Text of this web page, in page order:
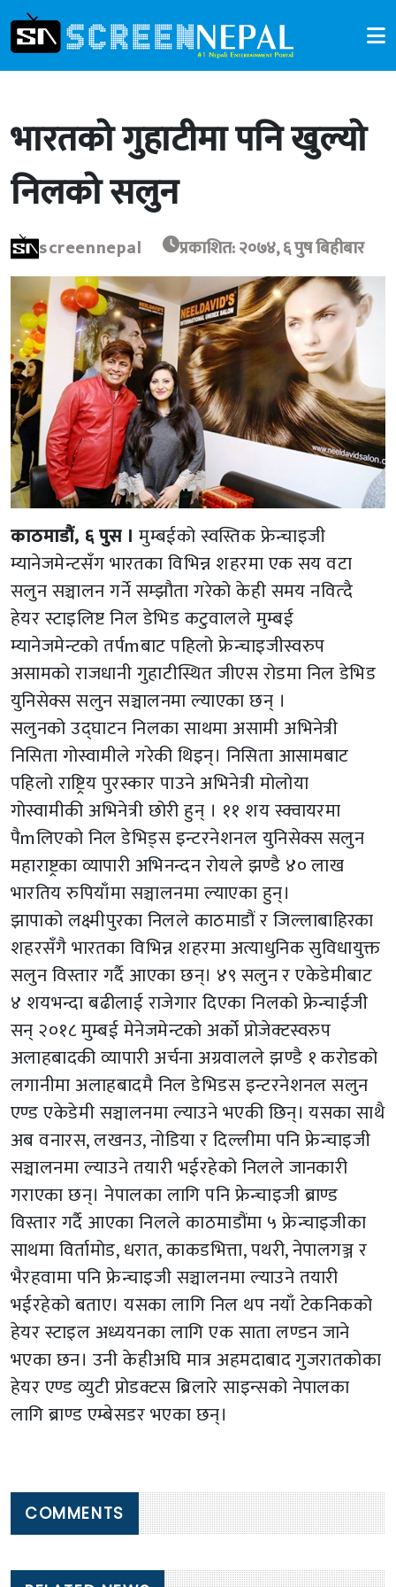
भारतको गुहाटीमा पनि खुल्यो
निलको सलुन
screennepal प्रकाशित: २०७४, ६ पुष बिहीबार
काठमाडौं, ६ पुस । मुम्बईको स्वस्तिक फ्रेन्चाइजी
म्यानेजमेन्टसँग भारतका विभिन्न शहरमा एक सय वटा
सलुन सञ्चालन गर्ने सम्झौता गरेको केही समय नवित्दै
हेयर स्टाइलिष्ट निल डेभिड कटुवालले मुम्बई
म्यानेजमेन्टको तर्पmबाट पहिलो फ्रेन्चाइजीस्वरुप
असामको राजधानी गुहाटीस्थित जीएस रोडमा निल डेभिड
युनिसेक्स सलुन सञ्चालनमा ल्याएका छन् ।
सलुनको उद्घाटन निलका साथमा असामी अभिनेत्री
निसिता गोस्वामीले गरेकी थिइन्। निसिता आसामबाट
पहिलो राष्ट्रिय पुरस्कार पाउने अभिनेत्री मोलोया
गोस्वामीकी अभिनेत्री छोरी हुन् । ११ शय स्क्वायरमा
पैmलिएको निल डेभिड्स इन्टरनेशनल युनिसेक्स सलुन
महाराष्ट्रका व्यापारी अभिनन्दन रोयले झण्डै ४० लाख
भारतिय रुपियाँमा सञ्चालनमा ल्याएका हुन्।
झापाको लक्ष्मीपुरका निलले काठमाडौं र जिल्लाबाहिरका
शहरसँगै भारतका विभिन्न शहरमा अत्याधुनिक सुविधायुक्त
सलुन विस्तार गर्दै आएका छन्। ४९ सलुन र एकेडेमीबाट
४ शयभन्दा बढीलाई राजेगार दिएका निलको फ्रेन्चाईजी
सन् २०१८ मुम्बई मेनेजमेन्टको अर्को प्रोजेक्टस्वरुप
अलाहबादकी व्यापारी अर्चना अग्रवालले झण्डै १ करोडको
लगानीमा अलाहबादमै निल डेभिडस इन्टरनेशनल सलुन
एण्ड एकेडेमी सञ्चालनमा ल्याउने भएकी छिन्। यसका साथै
अब वनारस, लखनउ, नोडिया र दिल्लीमा पनि फ्रेन्चाइजी
सञ्चालनमा ल्याउने तयारी भईरहेको निलले जानकारी
गराएका छन्। नेपालका लागि पनि फ्रेन्चाइजी ब्राण्ड
विस्तार गर्दै आएका निलले काठमाडौंमा ५ फ्रेन्चाइजीका
साथमा विर्तामोड, धरात, काकडभित्ता, पथरी, नेपालगञ्ज र
भैरहवामा पनि फ्रेन्चाइजी सञ्चालनमा ल्याउने तयारी
भईरहेको बताए। यसका लागि निल थप नयाँ टेकनिकको
हेयर स्टाइल अध्ययनका लागि एक साता लण्डन जाने
भएका छन। उनी केहीअघि मात्र अहमदाबाद गुजरातकोका
हेयर एण्ड व्युटी प्रोडक्टस ब्रिलारे साइन्सको नेपालका
लागि ब्राण्ड एम्बेसडर भएका छन्।
COMMENTS